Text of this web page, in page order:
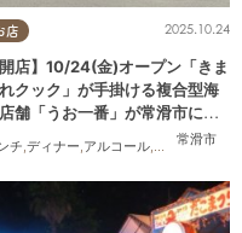
,親子 家族 ,友人
店
常滑市
2025.10.24
開店】10/24(金)オープン「きま
クック」が手掛ける複合型海
舗「うお一番」が常滑市に誕
チ,ディナー,アルコール,開店,まちネタ